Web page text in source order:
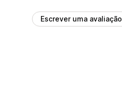
Escrever uma avaliação